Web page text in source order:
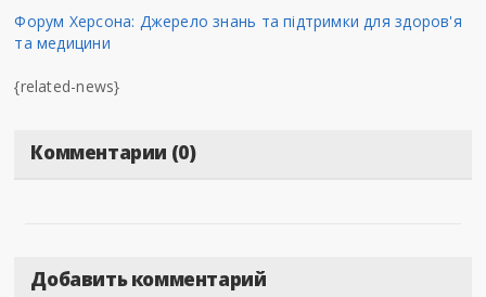
Форум Херсона: Джерело знань та підтримки для здоров'я
та медицини
{related-news}
Комментарии (0)
Добавить комментарий